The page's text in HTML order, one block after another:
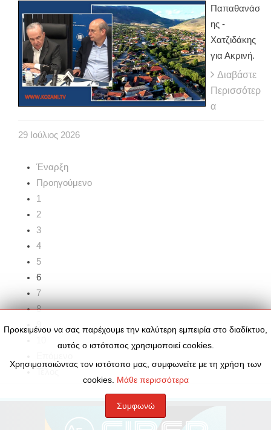
Παπαθανάσ
ης -
Χατζιδάκης
για Ακρινή.
Διαβάστε
Περισσότερ
α
29 Ιούλιος 2026
Έναρξη
Προηγούμενο
1
2
3
4
5
6
7
8
9
Προκειμένου να σας παρέχουμε την καλύτερη εμπειρία στο διαδίκτυο,
αυτός ο ιστότοπος χρησιμοποιεί cookies.
Χρησιμοποιώντας τον ιστότοπο μας, συμφωνείτε με τη χρήση των
cookies. Μάθε περισσότερα
Συμφωνώ